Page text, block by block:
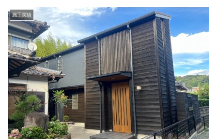
施工実績